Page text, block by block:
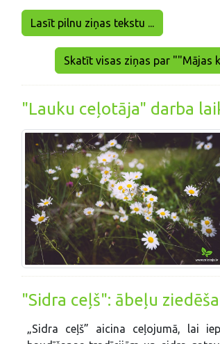
Lasīt pilnu ziņas tekstu ...
Skatīt visas ziņas par ""Mājas
"Lauku ceļotāja" darba
"Sidra ceļš": ābeļu
„Sidra ceļš” aicina ceļojumā, lai